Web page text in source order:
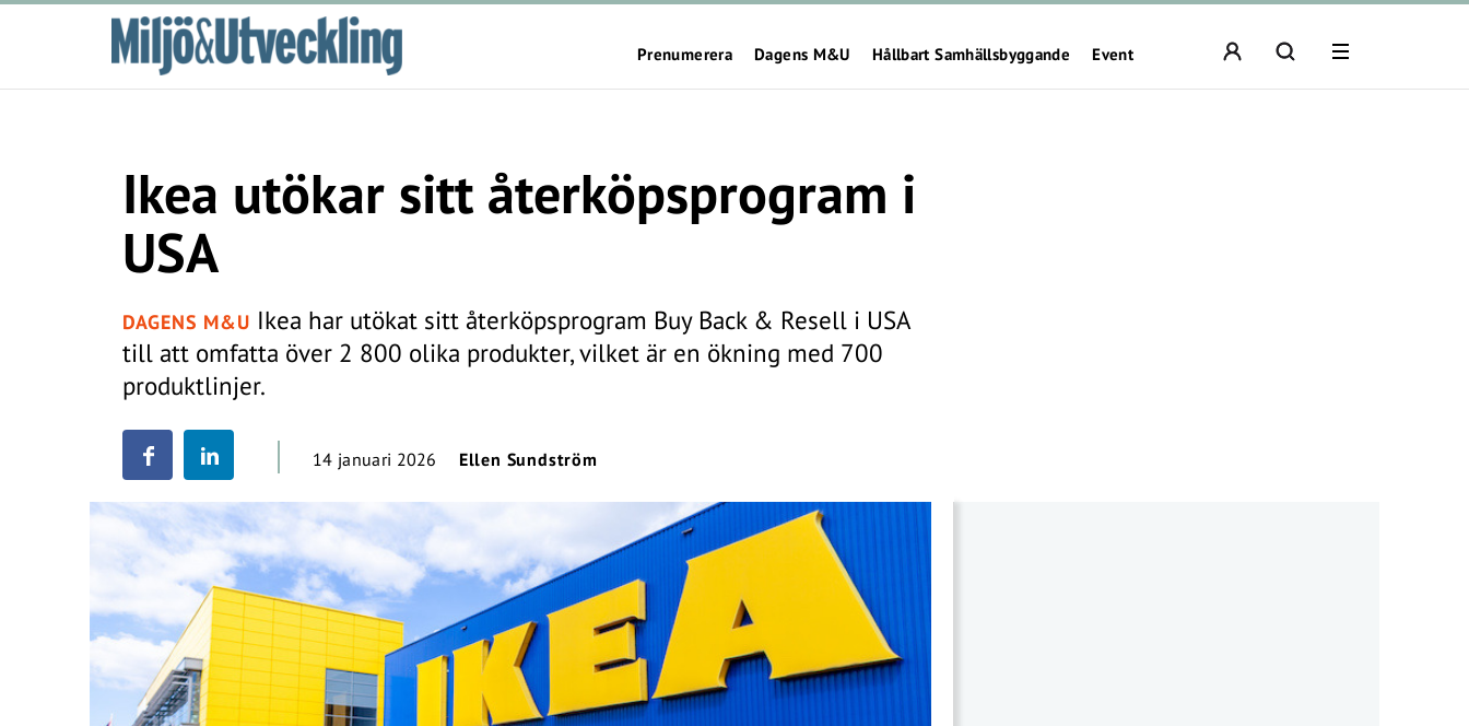
Prenumerera Dagens M&U Hållbart Samhällsbyggande Event
Ikea utökar sitt återköpsprogram i
USA
DAGENS M&U Ikea har utökat sitt återköpsprogram Buy Back & Resell i USA
till att omfatta över 2 800 olika produkter, vilket är en ökning med 700
produktlinjer.
14 januari 2026 Ellen Sundström